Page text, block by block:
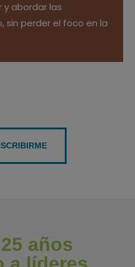
abordar las
sin perder el foco en la
años